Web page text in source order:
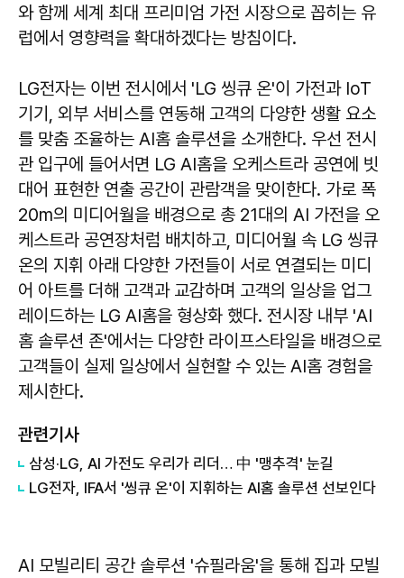
와 함께 세계 최대 프리미엄 가전 시장으로 꼽히는 유
럽에서 영향력을 확대하겠다는 방침이다.
LG전자는 이번 전시에서 'LG 씽큐 온'이 가전과 IoT
기기, 외부 서비스를 연동해 고객의 다양한 생활 요소
를 맞춤 조율하는 AI홈 솔루션을 소개한다. 우선 전시
관 입구에 들어서면 LG AI홈을 오케스트라 공연에 빗
대어 표현한 연출 공간이 관람객을 맞이한다. 가로 폭
20m의 미디어월을 배경으로 총 21대의 AI 가전을 오
케스트라 공연장처럼 배치하고, 미디어월 속 LG 씽큐
온의 지휘 아래 다양한 가전들이 서로 연결되는 미디
어 아트를 더해 고객과 교감하며 고객의 일상을 업그
레이드하는 LG AI홈을 형상화 했다. 전시장 내부 'AI
홈 솔루션 존'에서는 다양한 라이프스타일을 배경으로
고객들이 실제 일상에서 실현할 수 있는 AI홈 경험을
제시한다.
관련기사
삼성·LG, AI 가전도 우리가 리더… 中 '맹추격' 눈길
LG전자, IFA서 '씽큐 온'이 지휘하는 AI홈 솔루션 선보인다
AI 모빌리티 공간 솔루션 '슈필라움'을 통해 집과 모빌